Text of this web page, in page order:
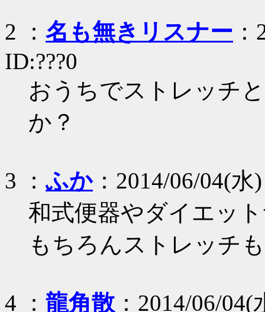
2 ： 名も無きリスナー
ID:???0
おうちでストレッチ
か？
3 ：ふか：2014/06/04(水
和式便器やダイエッ
もちろんストレッチ
4 ： 龍角散 ：2014/06/